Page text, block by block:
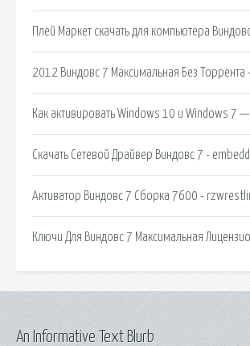
Плей Маркет скачать для компьютера
2012 Виндовс 7 Максимальная Без
Как активировать Windows 10 и Windows 7 —
Скачать Сетевой Драйвер Виндовс 7 -
Активатор Виндовс 7 Сборка 7600 -
Ключи Для Виндовс 7 Максимальная
An Informative Text Blurb